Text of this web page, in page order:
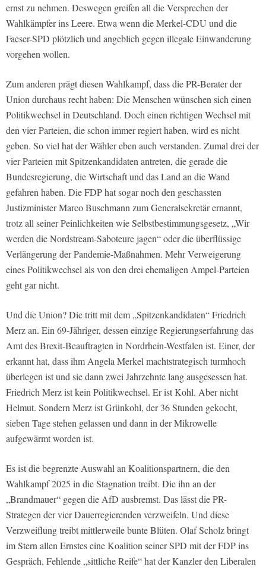
ernst zu nehmen. Deswegen greifen all die Versprechen der
Wahlkämpfer ins Leere. Etwa wenn die Merkel-CDU und die
Faeser-SPD plötzlich und angeblich gegen illegale Einwanderung
vorgehen wollen.
Zum anderen prägt diesen Wahlkampf, dass die PR-Berater der
Union durchaus recht haben: Die Menschen wünschen sich einen
Politikwechsel in Deutschland. Doch einen richtigen Wechsel mit
den vier Parteien, die schon immer regiert haben, wird es nicht
geben. So viel hat der Wähler eben auch verstanden. Zumal drei der
vier Parteien mit Spitzenkandidaten antreten, die gerade die
Bundesregierung, die Wirtschaft und das Land an die Wand
gefahren haben. Die FDP hat sogar noch den geschassten
Justizminister Marco Buschmann zum Generalsekretär ernannt,
trotz all seiner Peinlichkeiten wie Selbstbestimmungsgesetz, „Wir
werden die Nordstream-Saboteure jagen“ oder die überflüssige
Verlängerung der Pandemie-Maßnahmen. Mehr Verweigerung
eines Politikwechsel als von den drei ehemaligen Ampel-Parteien
geht gar nicht.
Und die Union? Die tritt mit dem „Spitzenkandidaten“ Friedrich
Merz an. Ein 69-Jähriger, dessen einzige Regierungserfahrung das
Amt des Brexit-Beauftragten in Nordrhein-Westfalen ist. Einer, der
erkannt hat, dass ihm Angela Merkel machtstrategisch turmhoch
überlegen ist und sie dann zwei Jahrzehnte lang ausgesessen hat.
Friedrich Merz ist kein Politikwechsel. Er ist Kohl. Aber nicht
Helmut. Sondern Merz ist Grünkohl, der 36 Stunden gekocht,
sieben Tage stehen gelassen und dann in der Mikrowelle
aufgewärmt worden ist.
Es ist die begrenzte Auswahl an Koalitionspartnern, die den
Wahlkampf 2025 in die Stagnation treibt. Die ihn an der
„Brandmauer“ gegen die AfD ausbremst. Das lässt die PR-
Strategen der vier Dauerregierenden verzweifeln. Und diese
Verzweiflung treibt mittlerweile bunte Blüten. Olaf Scholz bringt
im Stern allen Ernstes eine Koalition seiner SPD mit der FDP ins
Gespräch. Fehlende „sittliche Reife“ hat der Kanzler den Liberalen